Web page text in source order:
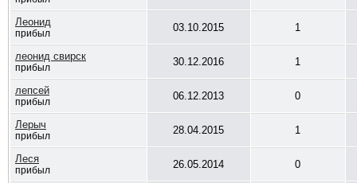
Леонид
прибыл 03.10.2015 1
леонид свирск
прибыл 30.12.2016 1
лепсей
прибыл 06.12.2013 0
Лерыч
прибыл 28.04.2015 1
Леся
прибыл 26.05.2014 0